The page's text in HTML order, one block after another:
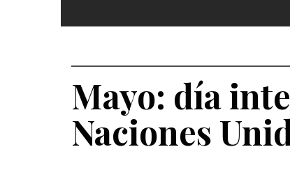
Mayo: día
Naciones